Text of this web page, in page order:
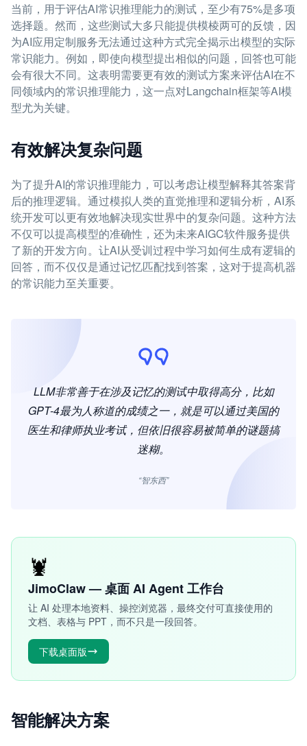
当前，用于评估AI常识推理能力的测试，至少有75%是多项
选择题。然而，这些测试大多只能提供模棱两可的反馈，因
为AI应用定制服务无法通过这种方式完全揭示出模型的实际
常识能力。例如，即使向模型提出相似的问题，回答也可能
会有很大不同。这表明需要更有效的测试方案来评估AI在不
同领域内的常识推理能力，这一点对Langchain框架等AI模
型尤为关键。
有效解决复杂问题
为了提升AI的常识推理能力，可以考虑让模型解释其答案背
后的推理逻辑。通过模拟人类的直觉推理和逻辑分析，AI系
统开发可以更有效地解决现实世界中的复杂问题。这种方法
不仅可以提高模型的准确性，还为未来AIGC软件服务提供
了新的开发方向。让AI从受训过程中学习如何生成有逻辑的
回答，而不仅仅是通过记忆匹配找到答案，这对于提高机器
的常识能力至关重要。
LLM非常善于在涉及记忆的测试中取得高分，比如
GPT-4最为人称道的成绩之一，就是可以通过美国的
医生和律师执业考试，但依旧很容易被简单的谜题搞
迷糊。
“智东西”
🦞
JimoClaw — 桌面 AI Agent 工作台
让 AI 处理本地资料、操控浏览器，最终交付可直接使用的
文档、表格与 PPT，而不只是一段回答。
下载桌面版
智能解决方案